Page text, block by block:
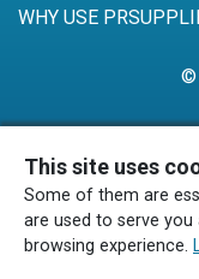
WHY USE
©
This site uses
Some of them are
are used to serve you
browsing experience.